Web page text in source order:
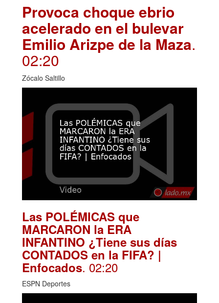
Provoca choque ebrio
acelerado en el bulevar
Emilio Arizpe de la Maza.
02:20
Zócalo Saltillo
Las POLÉMICAS que
MARCARON la ERA
INFANTINO ¿Tiene sus días
CONTADOS en la FIFA? |
Enfocados. 02:20
ESPN Deportes